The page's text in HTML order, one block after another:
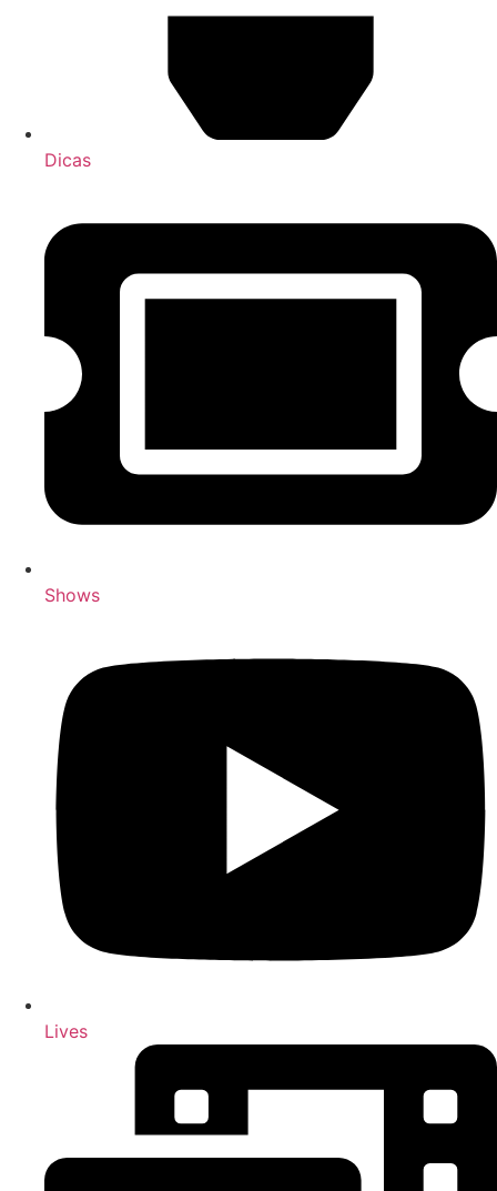
Dicas
Shows
Lives